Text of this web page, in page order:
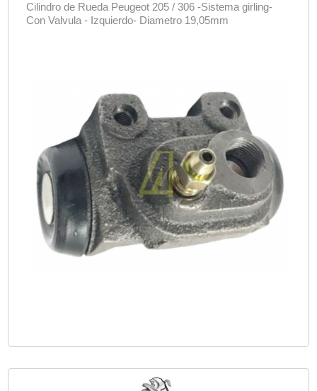
Cilindro de Rueda Peugeot 205 / 306 -Sistema girling-
Con Valvula - Izquierdo- Diametro 19,05mm